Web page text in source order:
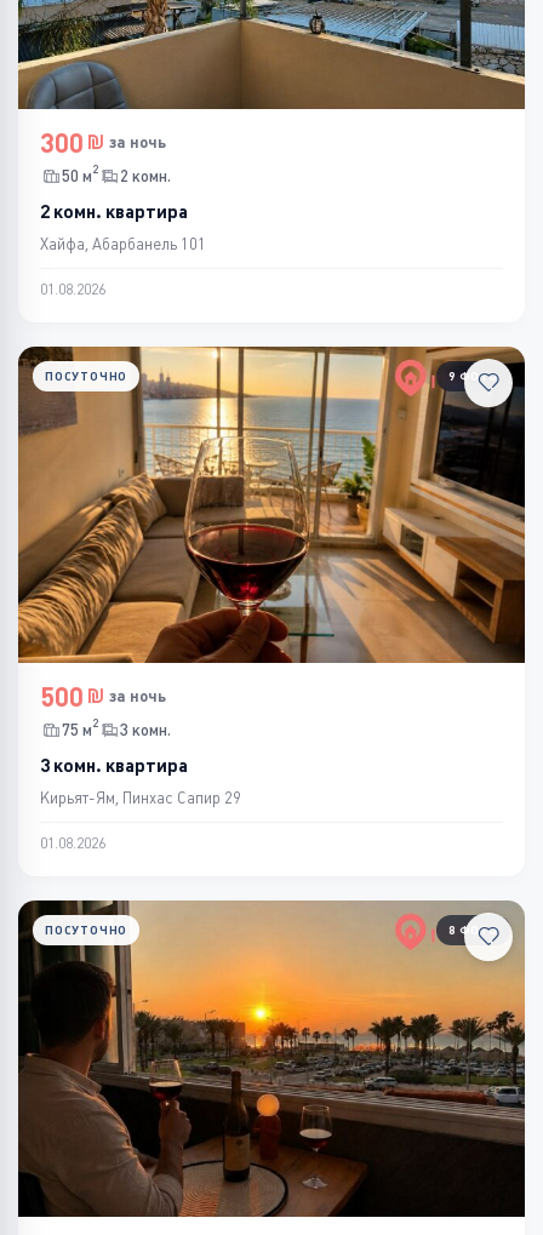
300
за ночь
50 м2 2 комн.
2 комн. квартира
Хайфа, Абарбанель 101
01.08.2026
9 ФОТО
ПОСУТОЧНО
500
за ночь
75 м2 3 комн.
3 комн. квартира
Кирьят-Ям, Пинхас Сапир 29
01.08.2026
8 ФОТО
ПОСУТОЧНО